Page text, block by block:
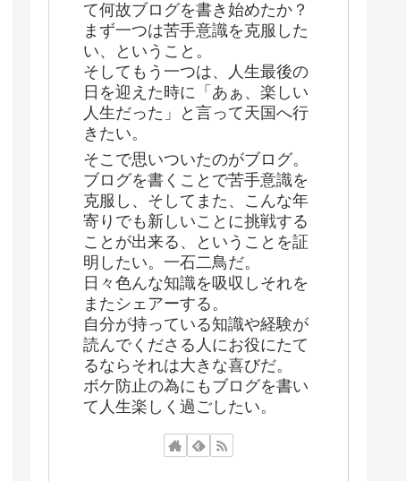
て何故ブログを書き始めたか？
まず一つは苦手意識を克服した
い、ということ。
そしてもう一つは、人生最後の
日を迎えた時に「あぁ、楽しい
人生だった」と言って天国へ行
きたい。
そこで思いついたのがブログ。
ブログを書くことで苦手意識を
克服し、そしてまた、こんな年
寄りでも新しいことに挑戦する
ことが出来る、ということを証
明したい。一石二鳥だ。
日々色んな知識を吸収しそれを
またシェアーする。
自分が持っている知識や経験が
読んでくださる人にお役にたて
るならそれは大きな喜びだ。
ボケ防止の為にもブログを書い
て人生楽しく過ごしたい。